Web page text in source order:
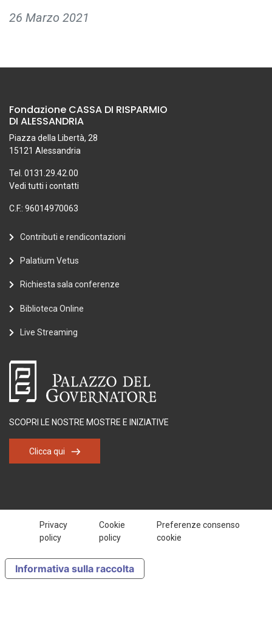
26 Marzo 2021
Fondazione CASSA DI RISPARMIO
DI ALESSANDRIA
Piazza della Libertà, 28
15121 Alessandria
Tel. 0131.29.42.00
Vedi tutti i contatti
C.F.: 96014970063
Contributi e rendicontazioni
Palatium Vetus
Richiesta sala conferenze
Biblioteca Online
Live Streaming
SCOPRI LE NOSTRE MOSTRE E INIZIATIVE
Clicca qui
Privacy
policy
Cookie
policy
Preferenze consenso
cookie
Informativa sulla raccolta